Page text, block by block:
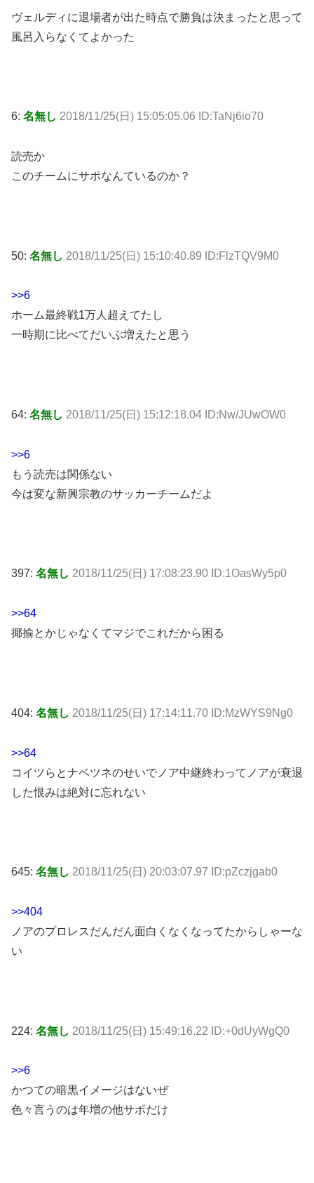
ヴェルディに退場者が出た時点で勝負は決まったと思って
風呂入らなくてよかった
6: 名無し 2018/11/25(日) 15:05:05.06 ID:TaNj6io70
読売か
このチームにサポなんているのか？
50: 名無し 2018/11/25(日) 15:10:40.89 ID:FlzTQV9M0
>>6
ホーム最終戦1万人超えてたし
一時期に比べてだいぶ増えたと思う
64: 名無し 2018/11/25(日) 15:12:18.04 ID:Nw/JUwOW0
>>6
もう読売は関係ない
今は変な新興宗教のサッカーチームだよ
397: 名無し 2018/11/25(日) 17:08:23.90 ID:1OasWy5p0
>>64
揶揄とかじゃなくてマジでこれだから困る
404: 名無し 2018/11/25(日) 17:14:11.70 ID:MzWYS9Ng0
>>64
コイツらとナベツネのせいでノア中継終わってノアが衰退
した恨みは絶対に忘れない
645: 名無し 2018/11/25(日) 20:03:07.97 ID:pZczjgab0
>>404
ノアのプロレスだんだん面白くなくなってたからしゃーな
い
224: 名無し 2018/11/25(日) 15:49:16.22 ID:+0dUyWgQ0
>>6
かつての暗黒イメージはないぜ
色々言うのは年増の他サポだけ